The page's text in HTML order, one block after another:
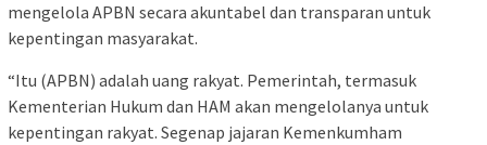
mengelola APBN secara akuntabel dan transparan untuk
kepentingan masyarakat.
“Itu (APBN) adalah uang rakyat. Pemerintah, termasuk
Kementerian Hukum dan HAM akan mengelolanya untuk
kepentingan rakyat. Segenap jajaran Kemenkumham